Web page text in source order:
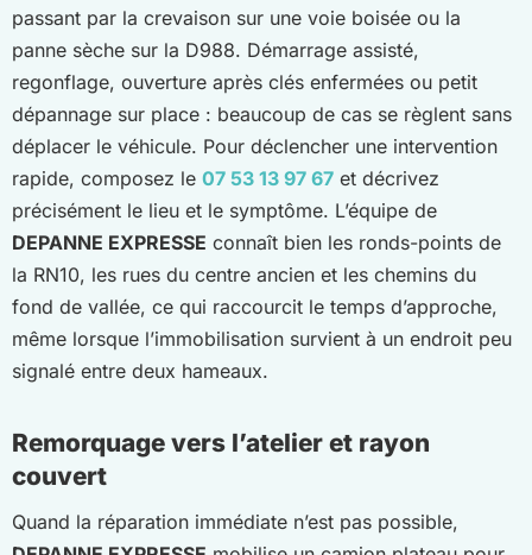
passant par la crevaison sur une voie boisée ou la
panne sèche sur la D988. Démarrage assisté,
regonflage, ouverture après clés enfermées ou petit
dépannage sur place : beaucoup de cas se règlent sans
déplacer le véhicule. Pour déclencher une intervention
rapide, composez le 07 53 13 97 67 et décrivez
précisément le lieu et le symptôme. L’équipe de
DEPANNE EXPRESSE connaît bien les ronds-points de
la RN10, les rues du centre ancien et les chemins du
fond de vallée, ce qui raccourcit le temps d’approche,
même lorsque l’immobilisation survient à un endroit peu
signalé entre deux hameaux.
Remorquage vers l’atelier et rayon
couvert
Quand la réparation immédiate n’est pas possible,